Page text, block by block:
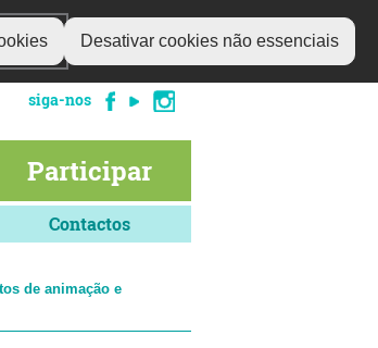
Desativar cookies não essenciais
siga-nos
Participar
Contactos
de animação e